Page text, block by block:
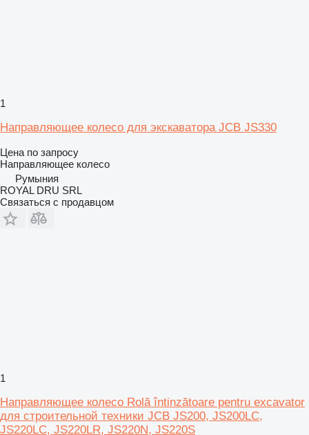
1
Направляющее колесо для экскаватора JCB JS330
Цена по запросу
Направляющее колесо
Румыния
ROYAL DRU SRL
Связаться с продавцом
1
Направляющее колесо Rolă întinzătoare pentru excavator
для строительной техники JCB JS200, JS200LC,
JS220LC, JS220LR, JS220N, JS220S